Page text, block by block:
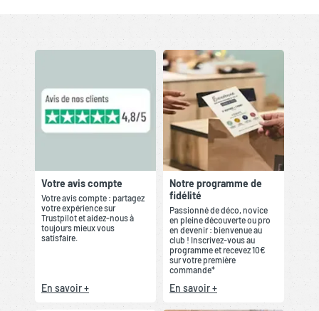
Votre avis compte
Votre avis compte : partagez
votre expérience sur
Trustpilot et aidez-nous à
toujours mieux vous
satisfaire.
En savoir +
Notre programme de
fidélité
Passionné de déco, novice
en pleine découverte ou pro
en devenir : bienvenue au
club ! Inscrivez-vous au
programme et recevez 10€
sur votre première
commande*
En savoir +